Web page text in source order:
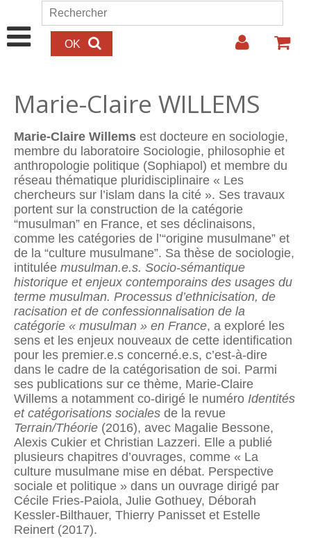
Aller au contenu principal
Formulaire de recherche
Rechercher
Marie-Claire WILLEMS
Marie-Claire Willems est docteure en sociologie,
membre du labo­ratoire Sociologie, philosophie et
anthropologie politique (Sophiapol) et membre du
réseau thématique pluridisciplinaire « Les
chercheurs sur l’islam dans la cité ». Ses travaux
portent sur la construction de la caté­gorie
“musulman” en France, et ses déclinaisons,
comme les catégories de l’“origine musulmane” et
de la “culture musulmane”. Sa thèse de sociologie,
intitulée musulman.e.s. Socio-sémantique
historique et enjeux contemporains des usages du
terme musulman. Processus d’ethnicisation, de
racisation et de confessionnalisation de la
catégorie « musulman » en France, a exploré les
sens et les enjeux nouveaux de cette identification
pour les premier.e.s concerné.e.s, c’est-à-dire
dans le cadre de la catégorisation de soi. Parmi
ses publications sur ce thème, Marie-Claire
Willems a notamment co-dirigé le numéro Identités
et catégorisations sociales de la revue
Terrain/Théorie (2016), avec Magalie Bessone,
Alexis Cukier et Christian Lazzeri. Elle a publié
plusieurs chapitres d’ouvrages, comme « La
culture musulmane mise en débat. Perspective
sociale et politi­que » dans un ouvrage dirigé par
Cécile Fries-Paiola, Julie Gothuey, Déborah
Kessler-Bilthauer, Thierry Panisset et Estelle
Reinert (2017).